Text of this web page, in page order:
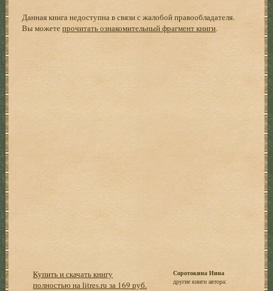
Данная книга недоступна в связи с жалобой правообладателя.
Вы можетепрочитать ознакомительный фрагмент книги.
Купить и скачать книгу
полностью на litres.ru за 169 руб.
Соротокина Нина
другие книги автора: